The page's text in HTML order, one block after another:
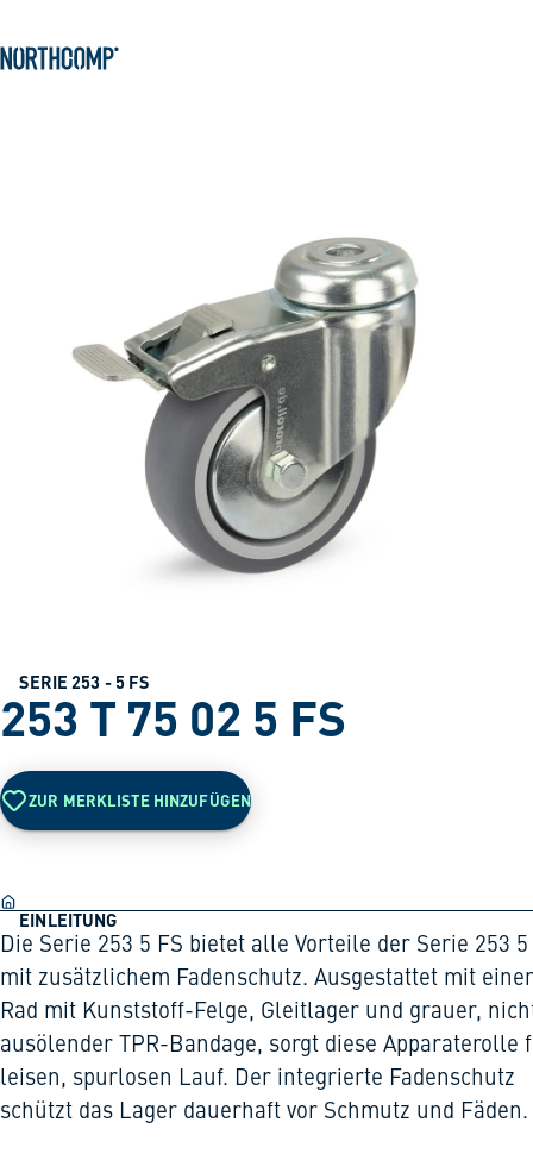
Zur Navigation springen
SERIE 253 - 5 FS
253 T 75 02 5 FS
ZUR MERKLISTE HINZUFÜGEN
EINLEITUNG
Die Serie 253 5 FS bietet alle Vorteile der Serie 253 5
mit zusätzlichem Fadenschutz. Ausgestattet mit
Rad mit Kunststoff-Felge, Gleitlager und grauer,
ausölender TPR-Bandage, sorgt diese Apparaterolle
leisen, spurlosen Lauf. Der integrierte Fadenschutz
schützt das Lager dauerhaft vor Schmutz und Fäden.